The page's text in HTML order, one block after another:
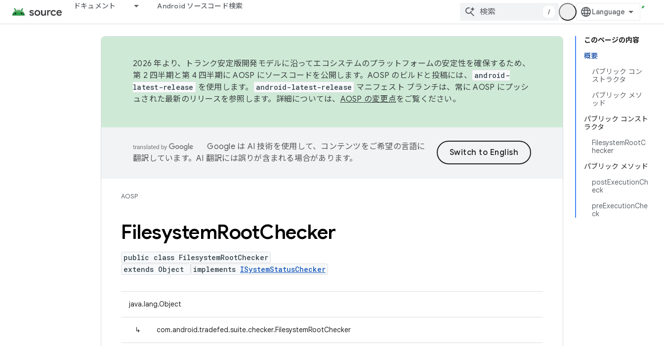
ドキュメント Android ソースコード検索
/
このページの内容
概要
パブリック コン
ストラクタ
パブリック メソ
ッド
パブリック コンスト
ラクタ
FilesystemRootC
hecker
パブリック メソッド
postExecutionCh
eck
preExecutionChe
ck
2026 年より、トランク安定版開発モデルに沿ってエコシステムのプラットフォームの安定性を確保するため、
第 2 四半期と第 4 四半期に AOSP にソースコードを公開します。AOSP のビルドと投稿には、
android-
latest-release
を使用します。 android-latest-release マニフェスト ブランチは、常に AOSP にプッシ
ュされた最新のリリースを参照します。詳細については、 AOSP の変更点をご覧ください。
Google は AI 技術を使用して、コンテンツをご希望の言語に
翻訳しています。AI 翻訳には誤りが含まれる場合があります。
AOSP
FilesystemRootChecker
public class FilesystemRootChecker
extends Object
implements ISystemStatusChecker
java.lang.Object
↳ com.android.tradefed.suite.checker.FilesystemRootChecker